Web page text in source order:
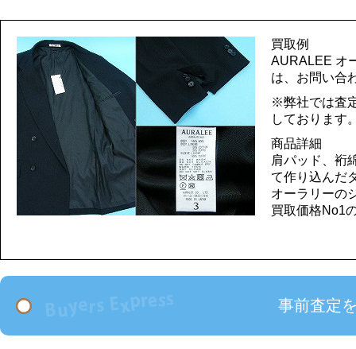
買取例
AURALEE オ
は、お問い合
※弊社では査
しております
商品詳細
肩パッド、裄
て作り込んだ
オーラリーの
買取価格No1
事前査定